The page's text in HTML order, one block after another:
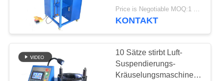
Luft-
Suspendierungs-
Kompressor
1058
Luft-Suspendierungs-
Reparatur-Maschine
Price is Negotiable MOQ:1 Satz
KONTAKT
10 Sätze stirbt Luft-
Suspendierungs-
Kräuselungsmaschine